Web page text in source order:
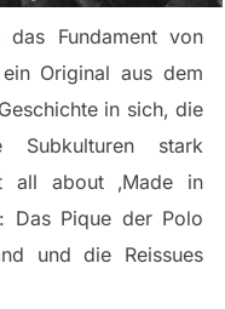
das Fundament von
Original aus dem
in sich, die
stark
all about ‚Made in
Das Pique der Polo
und die Reissues